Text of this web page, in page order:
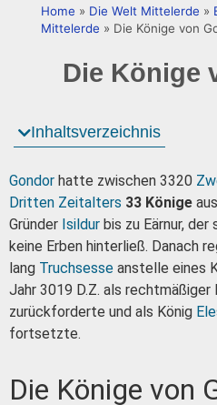
Home » Die Welt Mittelerde »
Mittelerde » Die Könige von
Die Könige
Inhaltsverzeichnis
Gondor hatte zwischen 3320
Dritten Zeitalters 33 Könige
Gründer Isildur bis zu Eärnur,
keine Erben hinterließ. Danach
lang Truchsesse anstelle eines
Jahr 3019 D.Z. als rechtmäßiger
zurückforderte und als König
fortsetzte.
Die Könige von